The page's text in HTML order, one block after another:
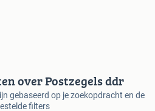
over Postzegels ddr
gebaseerd op je zoekopdracht en de
filters